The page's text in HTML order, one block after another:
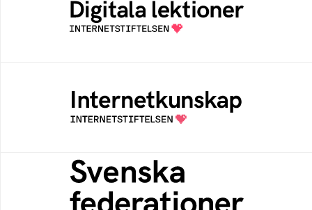
Öppen digital lärresurs med färdiga lektioner
för alla stadier i grundskolan
Samlad kunskap som hjälper dig att bli en
säker och medveten internetanvändare
Svenska federationer
Grunden för medlemskap i en sektors- eller
kontextspecifik federation